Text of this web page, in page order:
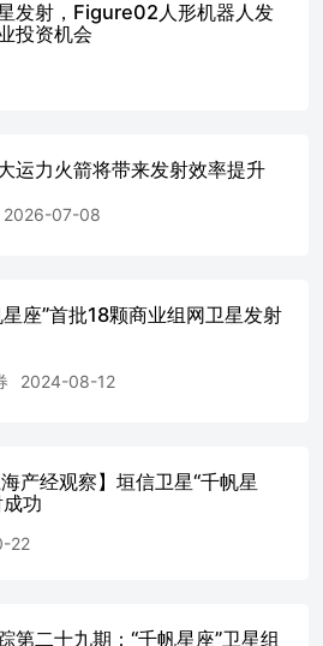
，国防军工指数上涨4.86%，跑赢大盘
2)商业航天板块：我国成功发射千帆星座
板块：15日起国产大飞机C919执飞东航
“美日同盟空防战力优势”。海峡两岸关系
“这个基地往西可以直达中国东北和整个
行威胁。第二，这个是美日联军在第一岛
弹等高效费比装备支撑持久消耗，还要有
点。 投资主线：1）总装：中航沈飞、航
；2）元器件：中航光电、紫光国微、振华
力特、西部材料、航材股份、佳驰科技、
：航天彩虹、中航成飞；2）元器件：航
务产业链扩产不及预期的风险；民品业务
发射，Figure02人形机器人发
投资机会
运力火箭将带来发射效率提升
2026-07-08
座”首批18颗商业组网卫星发射
2024-08-12
产经观察】垣信卫星“千帆星
功
22
第二十九期：“千帆星座”卫星组